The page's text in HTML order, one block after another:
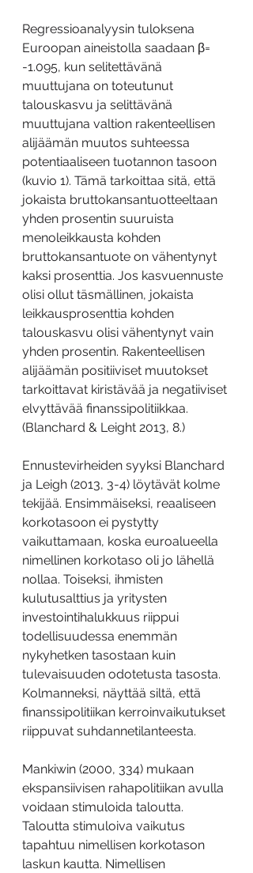
Regressioanalyysin tuloksena
Euroopan aineistolla saadaan β=
-1.095, kun selitettävänä
muuttujana on toteutunut
talouskasvu ja selittävänä
muuttujana valtion rakenteellisen
alijäämän muutos suhteessa
potentiaaliseen tuotannon tasoon
(kuvio 1). Tämä tarkoittaa sitä, että
jokaista bruttokansantuotteeltaan
yhden prosentin suuruista
menoleikkausta kohden
bruttokansantuote on vähentynyt
kaksi prosenttia. Jos kasvuennuste
olisi ollut täsmällinen, jokaista
leikkausprosenttia kohden
talouskasvu olisi vähentynyt vain
yhden prosentin. Rakenteellisen
alijäämän positiiviset muutokset
tarkoittavat kiristävää ja negatiiviset
elvyttävää finanssipolitiikkaa.
(Blanchard & Leight 2013, 8.)
Ennustevirheiden syyksi Blanchard
ja Leigh (2013, 3-4) löytävät kolme
tekijää. Ensimmäiseksi, reaaliseen
korkotasoon ei pystytty
vaikuttamaan, koska euroalueella
nimellinen korkotaso oli jo lähellä
nollaa. Toiseksi, ihmisten
kulutusalttius ja yritysten
investointihalukkuus riippui
todellisuudessa enemmän
nykyhetken tasostaan kuin
tulevaisuuden odotetusta tasosta.
Kolmanneksi, näyttää siltä, että
finanssipolitiikan kerroinvaikutukset
riippuvat suhdannetilanteesta.
Mankiwin (2000, 334) mukaan
ekspansiivisen rahapolitiikan avulla
voidaan stimuloida taloutta.
Taloutta stimuloiva vaikutus
tapahtuu nimellisen korkotason
laskun kautta. Nimellisen